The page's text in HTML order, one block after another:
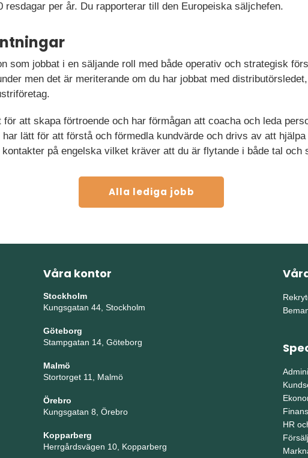
resdagar per år. Du rapporterar till den Europeiska säljchefen.
som jobbat i en säljande roll med både operativ och strategisk
men det är meriterande om du har jobbat med
för att skapa förtroende och har förmågan att coacha och leda
lätt för att förstå och förmedla kundvärde och drivs av att
på engelska vilket kräver att du är flytande i både tal och
Alla lediga jobb
Våra kontor
Stockholm
Kungsgatan 44, Stockholm
Göteborg
Stampgatan 14, Göteborg
Malmö
Stortorget 11, Malmö
Örebro
Kungsgatan 8, Örebro
Kopparberg
Herrgårdsvägen 10, Kopparberg
Finans
HR